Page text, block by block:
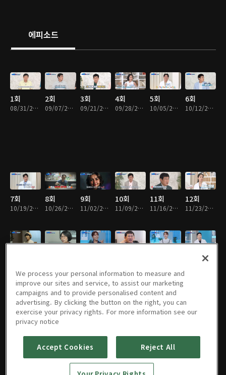
에피소드
1회
08/31/2024 • 48분
2회
09/07/2024 • 49분
3회
09/21/2024 • 49분
4회
09/28/2024 • 49분
5회
10/05/2024 • 49분
6회
10/12/2024 • 49분
7회
10/19/2024 • 49분
8회
10/26/2024 • 48분
9회
11/02/2024 • 49분
10회
11/09/2024 • 49분
11회
11/16/2024 • 48분
12회
11/23/2024 • 49분
19회
01/11/2025 • 49분
20회 21회 22회 23회 24회
We process your personal information to measure and
improve our sites and service, to assist our marketing
campaigns and to provide personalised content and
advertising. By clicking the button on the right, you can
exercise your privacy rights. For more information see our
privacy notice
Accept Cookies Reject All